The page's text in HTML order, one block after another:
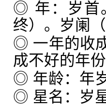
◎ 年：岁首
终）。岁阑
◎ 一年的收
成不好的年份
◎ 年龄：年
◎ 星名：岁星